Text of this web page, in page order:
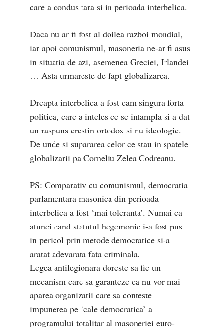
care a condus tara si in perioada interbelica.
Daca nu ar fi fost al doilea razboi mondial,
iar apoi comunismul, masoneria ne-ar fi asus
in situatia de azi, asemenea Greciei, Irlandei
… Asta urmareste de fapt globalizarea.
Dreapta interbelica a fost cam singura forta
politica, care a inteles ce se intampla si a dat
un raspuns crestin ortodox si nu ideologic.
De unde si supararea celor ce stau in spatele
globalizarii pa Corneliu Zelea Codreanu.
PS: Comparativ cu comunismul, democratia
parlamentara masonica din perioada
interbelica a fost ‘mai toleranta’. Numai ca
atunci cand statutul hegemonic i-a fost pus
in pericol prin metode democratice si-a
aratat adevarata fata criminala.
Legea antilegionara doreste sa fie un
mecanism care sa garanteze ca nu vor mai
aparea organizatii care sa conteste
impunerea pe ‘cale democratica’ a
programului totalitar al masoneriei euro-